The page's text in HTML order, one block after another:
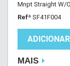
Mnpt Straight W/
Refª SF41F004
MAIS